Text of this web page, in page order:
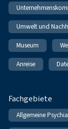
Umwelt und
Museum
Anreise
Fachgebiete
Allgemeine